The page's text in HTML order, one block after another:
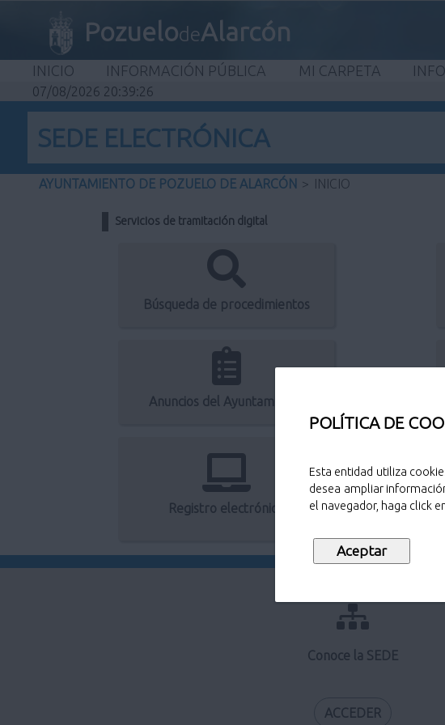
POLÍTICA DE
Esta entidad utiliza
desea ampliar
el navegador, haga click
PozuelodeAlarcón
INICIO INFORMACIÓN PÚBLICA MI CARPETA
07/08/2026 20:39:26
SEDE ELECTRÓNICA
AYUNTAMIENTO DE POZUELO DE ALARCÓN > INICIO
Servicios de tramitación digital
Búsqueda de procedimientos
Anuncios del Ayuntamiento
Registro electrónico
Conoce la SEDE
ACCEDER